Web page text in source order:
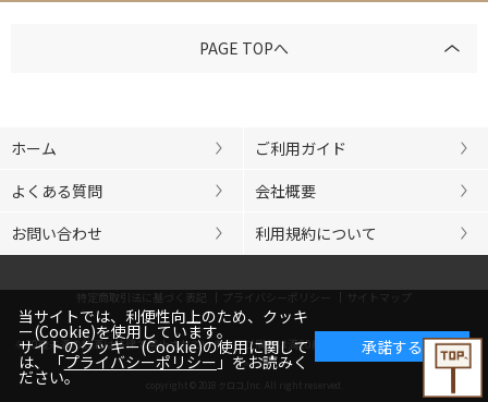
PAGE TOPへ
ホーム
ご利用ガイド
よくある質問
会社概要
お問い合わせ
利用規約について
特定商取引法に基づく表記 プライバシーポリシー サイトマップ
※20歳未満の飲酒は法律で禁止されています。ご購入は満20歳以上の方に限らせていただきま
す。
copyright © 2018 クロコ,Inc. All right reserved.
当サイトでは、利便性向上のため、クッキ
ー(Cookie)を使用しています。
サイトのクッキー(Cookie)の使用に関して
は、「プライバシーポリシー 」をお読みく
ださい。
承諾する